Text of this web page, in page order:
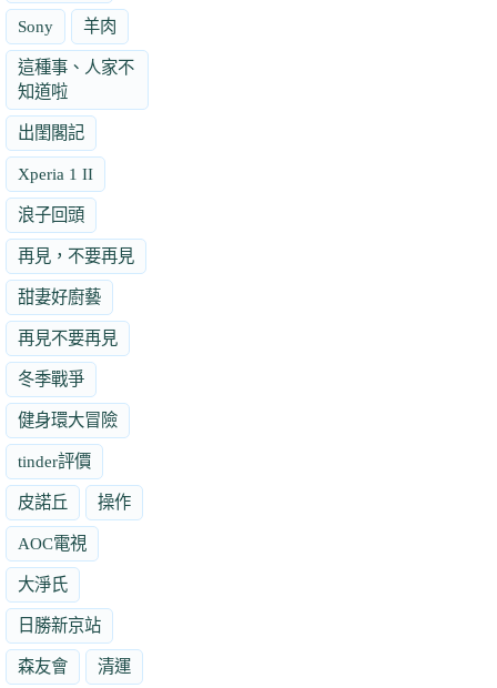
Sony 羊肉
這種事、人家不
知道啦
出閨閣記
Xperia 1 II
浪子回頭
再見，不要再見
甜妻好廚藝
再見不要再見
冬季戰爭
健身環大冒險
tinder評價
皮諾丘 操作
AOC電視
大淨氏
日勝新京站
森友會 清運